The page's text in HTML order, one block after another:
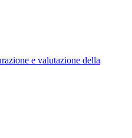
e valutazione della